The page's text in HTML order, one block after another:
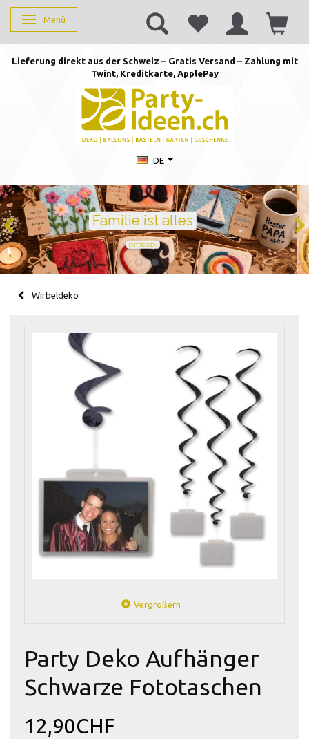
Anzeige ändern
Menü
Lieferung direkt aus der Schweiz – Gratis Versand – Zahlung mit
Twint, Kreditkarte, ApplePay
DE
Geburtstag feiern mit Stil
Ballons · Tischdeko · Karten · Zahlen
GEBURTSTAGSDEKO ENTDECKEN
Wirbeldeko
Vergrößern
Party Deko Aufhänger
Schwarze Fototaschen
12,90CHF